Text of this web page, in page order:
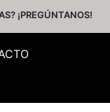
¡PREGÚNTANOS!